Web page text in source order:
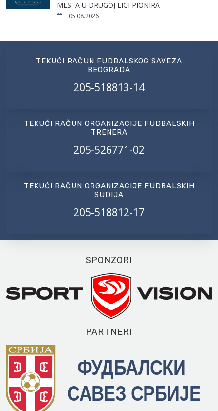
MESTA U DRUGOJ LIGI PIONIRA
05.08.2026
TEKUĆI RAČUN FUDBALSKOG SAVEZA
BEOGRADA
205-518813-14
TEKUĆI RAČUN ORGANIZACIJE FUDBALSKIH
TRENERA
205-526771-02
TEKUĆI RAČUN ORGANIZACIJE FUDBALSKIH
SUDIJA
205-518812-17
SPONZORI
PARTNERI